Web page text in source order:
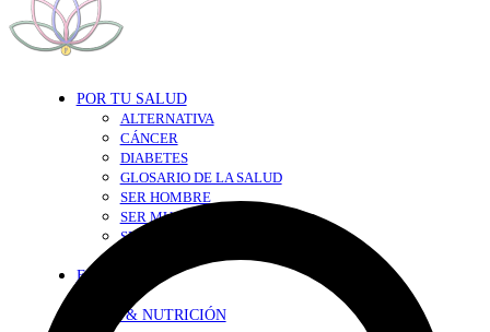
POR TU SALUD
ALTERNATIVA
CÁNCER
DIABETES
GLOSARIO DE LA SALUD
SER HOMBRE
SER MUJER
SEXY-SALUD
EN FORMA
DIETA & NUTRICIÓN